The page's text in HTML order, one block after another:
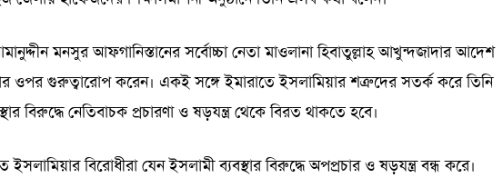
মনসুর আফগানিস্তানের সর্বোচ্চা নেতা মাওলানা হিবাতুল্লাহ আখুন্দজাদার আদেশ
ওপর গুরুত্বারোপ করেন। একই সঙ্গে ইমারাতে ইসলামিয়ার শত্রুদের সতর্ক করে তিনি
বিরুদ্ধে নেতিবাচক প্রচারণা ও ষড়যন্ত্র থেকে বিরত থাকতে হবে।
ইসলামিয়ার বিরোধীরা যেন ইসলামী ব্যবস্থার বিরুদ্ধে অপপ্রচার ও ষড়যন্ত্র বন্ধ করে।